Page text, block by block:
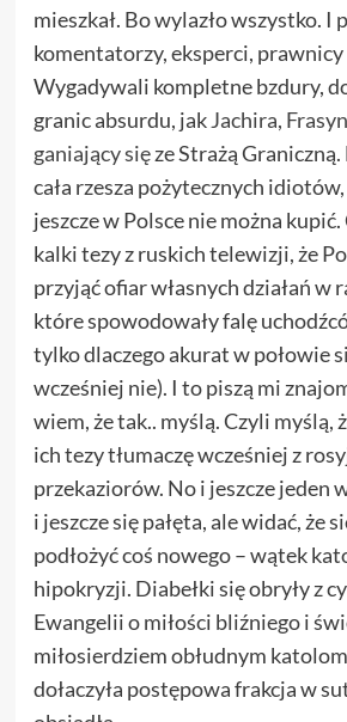
mieszkał. Bo wylazło wszystko. I
komentatorzy, eksperci,
Wygadywali kompletne bzdury,
granic absurdu, jakJachira,
ganiający sięze Strażą Graniczną.
cała rzesza pożytecznych
jeszcze w Polsce nie można
kalki tezy z ruskich telewizji, że
przyjąć ofiar własnych działań w
które spowodowały falę
tylko dlaczego akurat w połowie
wcześniej nie). I to piszą mi
wiem, że tak.. myślą. Czyli myślą,
ich tezy tłumaczę wcześniej z
przekaziorów. No i jeszcze jeden
i jeszcze się pałęta, ale widać, że
podłożyć coś nowego – wątek
hipokryzji. Diabełki się obryły z
Ewangelii o miłości bliźniego i
miłosierdziem obłudnym
dołaczyła postępowa frakcja w